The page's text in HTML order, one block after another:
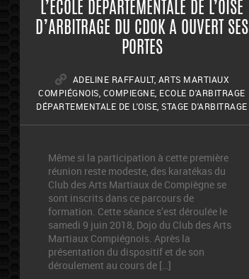
L’ÉCOLE DÉPARTEMENTALE DE L’OISE
D’ARBITRAGE DU CDOK A OUVERT SES
PORTES
ADELINE RAFFAULT, ARTS MARTIAUX
COMPIÉGNOIS COMPIEGNE ECOLE D'ARBITRAGE
DÉPARTEMENTALE DE L'OISE ,STAGE D'ARBITRAGE
Même si la participation à cette première
réunion reste modeste, des karatékas du
Club des Arts Martiaux de Compiègne se
sont inscrits dans ce parcours de
formation. Cette séance s’est déroulée le
samedi 9 juin 2018, Dojo du Club des Arts
Martiaux Compiégnois. Après la
présentation du dispositif et de son
déroulement au cours de […]